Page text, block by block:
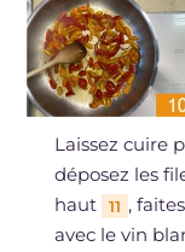
Laissez cuire
déposez les
haut
11 ,
avec le vin